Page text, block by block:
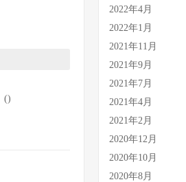
()
2022年4月
2022年1月
2021年11月
2021年9月
2021年7月
2021年4月
2021年2月
2020年12月
2020年10月
2020年8月